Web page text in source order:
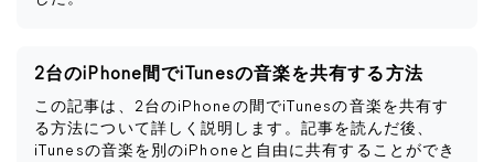
2台のiPhone間でiTunesの音楽を共有する方法
この記事は、2台のiPhoneの間でiTunesの音楽を共有す
る方法について詳しく説明します。記事を読んだ後、
iTunesの音楽を別のiPhoneと自由に共有することができ